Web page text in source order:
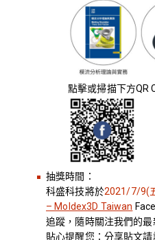
點擊或掃描下方QR
抽獎時間：
科盛科技將於2021/7/9(
– Moldex3D Taiwan
追蹤，隨時關注我們的最
貼心提醒您：分享貼文